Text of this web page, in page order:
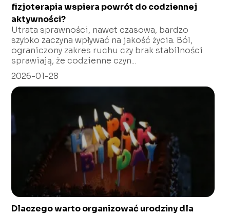
fizjoterapia wspiera powrót do codziennej
aktywności?
Utrata sprawności, nawet czasowa, bardzo
szybko zaczyna wpływać na jakość życia. Ból,
ograniczony zakres ruchu czy brak stabilności
sprawiają, że codzienne czyn...
2026-01-28
Dlaczego warto organizować urodziny dla